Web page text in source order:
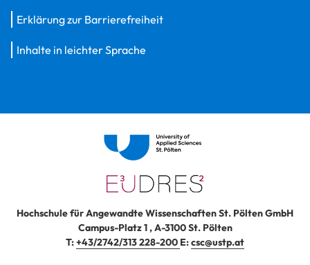
Erklärung zur Barrierefreiheit
Inhalte in leichter Sprache
Hochschule für Angewandte Wissenschaften St. Pölten GmbH
Campus-Platz 1,A-3100St. Pölten
T:+43/2742/313 228-200 E:csc@ustp.at